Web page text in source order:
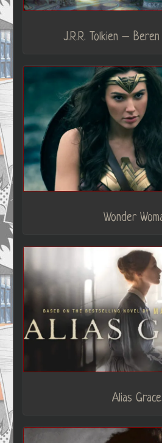
J.R.R. Tolkien –
Wonder
Alias Grace